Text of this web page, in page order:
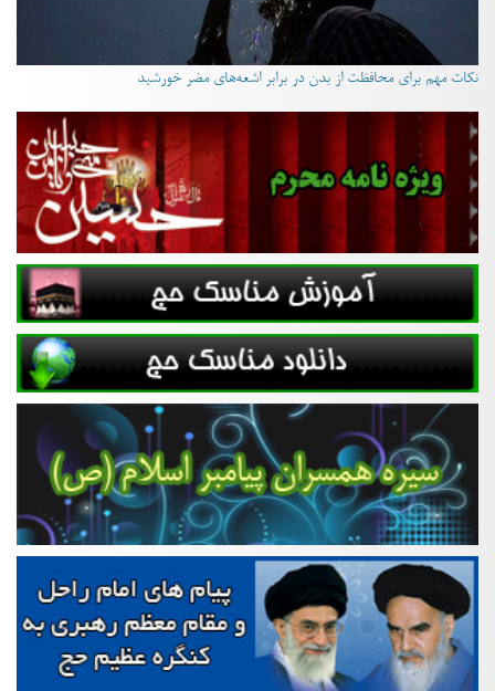
نکات مهم برای محافظت از بدن در برابر اشعه‌های مضر خورشید